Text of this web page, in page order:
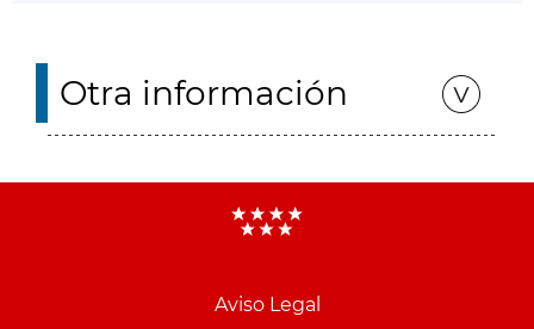
Otra información
Aviso Legal